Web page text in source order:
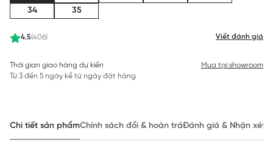
4.5(406) Viết đánh giá
34
35
Thời gian giao hàng dự kiến
Từ 3 đến 5 ngày kể từ ngày đặt hàng
Mua tại showroom
Chi tiết sản phẩmChính sách đổi & hoàn trảĐánh giá & Nhận xét